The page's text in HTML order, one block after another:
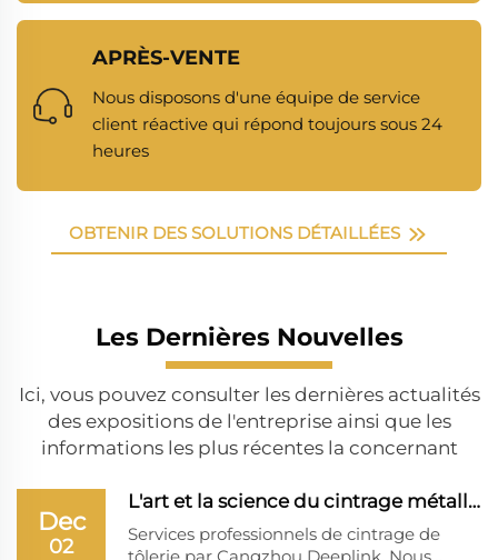
APRÈS-VENTE
Nous disposons d'une équipe de service
client réactive qui répond toujours sous 24
heures
OBTENIR DES SOLUTIONS DÉTAILLÉES
Les Dernières Nouvelles
Ici, vous pouvez consulter les dernières actualités
des expositions de l'entreprise ainsi que les
informations les plus récentes la concernant
Dec
02
L'art et la science du cintrage métallique : pr...
Services professionnels de cintrage de